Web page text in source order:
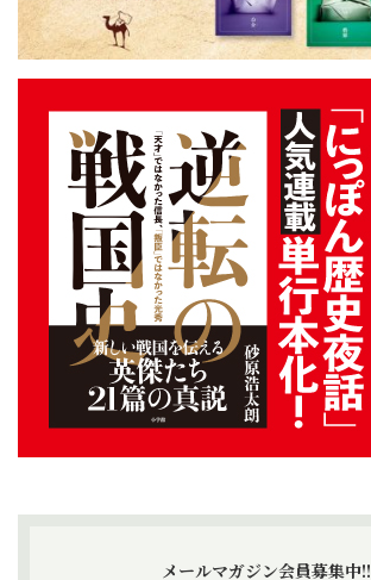
メールマガジン会員募集中!!